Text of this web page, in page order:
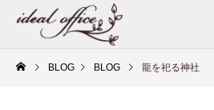
BLOG BLOG 龍を祀る神社